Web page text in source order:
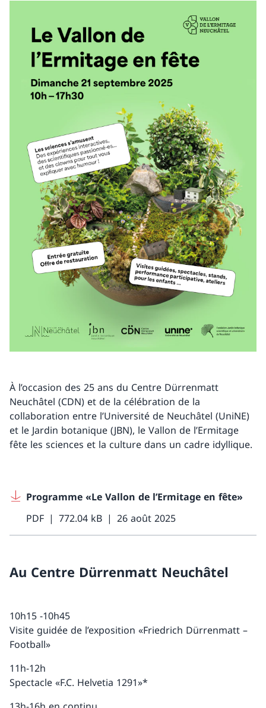
À l’occasion des 25 ans du Centre Dürrenmatt
Neuchâtel (CDN) et de la célébration de la
collaboration entre l’Université de Neuchâtel (UniNE)
et le Jardin botanique (JBN), le Vallon de l’Ermitage
fête les sciences et la culture dans un cadre idyllique.
Programme «Le Vallon de l’Ermitage en fête»
PDF
772.04 kB 26 août 2025
Au Centre Dürrenmatt Neuchâtel
10h15 -10h45
Visite guidée de l’exposition «Friedrich Dürrenmatt –
Football»
11h-12h
Spectacle «F.C. Helvetia 1291»*